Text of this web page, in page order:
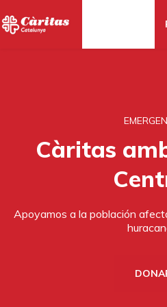
COM ENS FINANCIEM
ECONOMIA SOCIAL
COOPERACIÓ INTERNACIONAL
NOTÍCIES
QUÈ POTS FER TU
Càritas
Apoyamos a la población